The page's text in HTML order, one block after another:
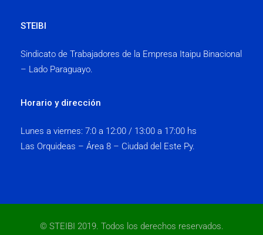
STEIBI
Sindicato de Trabajadores de la Empresa Itaipu Binacional
– Lado Paraguayo.
Horario y dirección
Lunes a viernes: 7:0 a 12:00 / 13:00 a 17:00 hs
Las Orquideas – Área 8 – Ciudad del Este Py.
© STEIBI 2019. Todos los derechos reservados.